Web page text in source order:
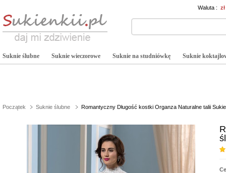
Waluta :
Suknie ślubne Suknie wieczorowe Suknie na studniówkę Suknie
Początek Suknie ślubne Romantyczny Długość kostki Organza Naturalne talii